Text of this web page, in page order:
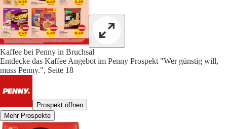
Kaffee bei Penny in Bruchsal
Entdecke das Kaffee Angebot im Penny Prospekt "Wer günstig will,
muss Penny.", Seite 18
Prospekt öffnen
Mehr Prospekte